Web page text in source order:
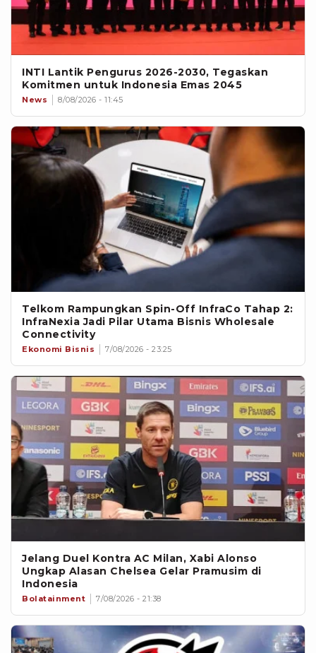
INTI Lantik Pengurus 2026-2030, Tegaskan
Komitmen untuk Indonesia Emas 2045
News 8/08/2026 - 11:45
Telkom Rampungkan Spin-Off InfraCo Tahap 2:
InfraNexia Jadi Pilar Utama Bisnis Wholesale
Connectivity
Ekonomi Bisnis 7/08/2026 - 23:25
Jelang Duel Kontra AC Milan, Xabi Alonso
Ungkap Alasan Chelsea Gelar Pramusim di
Indonesia
Bolatainment 7/08/2026 - 21:38